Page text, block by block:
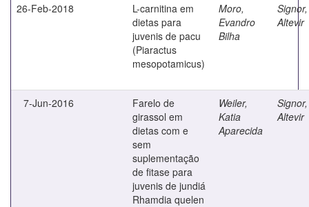
26-Feb-2018
L-carnitina em
dietas para
juvenis de pacu
(Piaractus
mesopotamicus)
Moro,
Evandro
Bilha
Signor,
Altevir
7-Jun-2016
Farelo de
girassol em
dietas com e
sem
suplementação
de fitase para
juvenis de jundiá
Rhamdia quelen
Weiler,
Katia
Aparecida
Signor,
Altevir